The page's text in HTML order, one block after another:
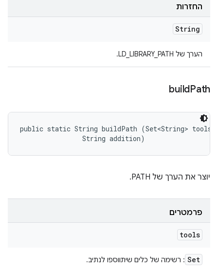
החזרות
String
הערך של LD_LIBRARY_PATH.
buildPath
public static String buildPath (Set<String>
                String addition)
יוצר את הערך של PATH.
פרמטרים
tools
Set : רשימה של כלים שיתווספו לנתיב.